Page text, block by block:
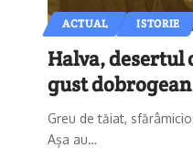
ACTUAL ISTORIE
Halva, desertul
gust dobrogean
Greu de tăiat,
Așa au…